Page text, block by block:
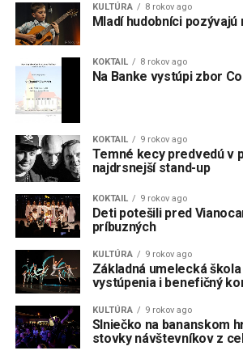
KULTÚRA 8 rokov ago
Mladí hudobníci
KOKTAIL 8 rokov ago
Na Banke vystúpi zbor
KOKTAIL 9 rokov ago
Temné kecy predvedú v
najdrsnejší stand-up
KOKTAIL 9 rokov ago
Deti potešili pred
príbuzných
KULTÚRA 9 rokov ago
Základná umelecká
vystúpenia i benefičný
KULTÚRA 9 rokov ago
Slniečko na bananskom
stovky návštevníkov z